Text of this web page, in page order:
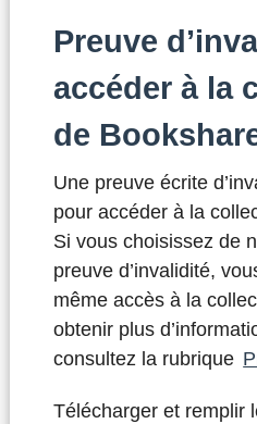
Preuve
accéder à la
de
Une preuve écrite
pour accéder à la
Si vous choisissez de
preuve d’invalidité,
même accès à la
obtenir plus
consultez la rubrique
Télécharger et remplir